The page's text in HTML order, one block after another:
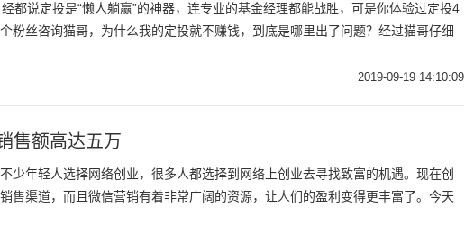
都说定投是“懒人躺赢”的神器，连专业的基金经理都能战胜，可是你体验过定投4
粉丝咨询猫哥，为什么我的定投就不赚钱，到底是哪里出了问题？经过猫哥仔细
2019-09-19 14:10:09
售额高达五万
少年轻人选择网络创业，很多人都选择到网络上创业去寻找致富的机遇。现在创
售渠道，而且微信营销有着非常广阔的资源，让人们的盈利变得更丰富了。今天